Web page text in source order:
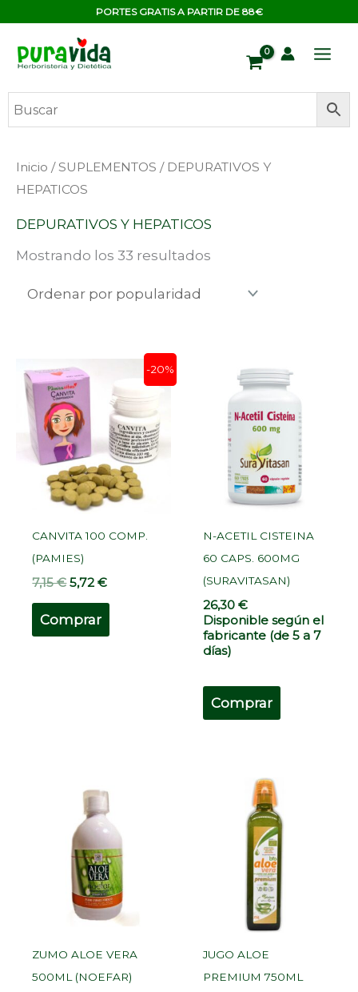
contenido
PORTES GRATIS A PARTIR DE 88€
Inicio /SUPLEMENTOS / DEPURATIVOS Y
HEPATICOS
DEPURATIVOS Y HEPATICOS
Mostrando los 33 resultados
Ordenado
por
-20%
CANVITA 100 COMP.
(PAMIES)
7,15€
El
precio
original
era:
7,15 €.
5,72€
precio
actual
es:
5,72 €.
Comprar
N-ACETIL CISTEINA
60 CAPS. 600MG
(SURAVITASAN)
26,30€
Disponible según el
fabricante (de 5 a 7
días)
Comprar
ZUMO ALOE VERA
500ML (NOEFAR)
JUGO ALOE
PREMIUM 750ML